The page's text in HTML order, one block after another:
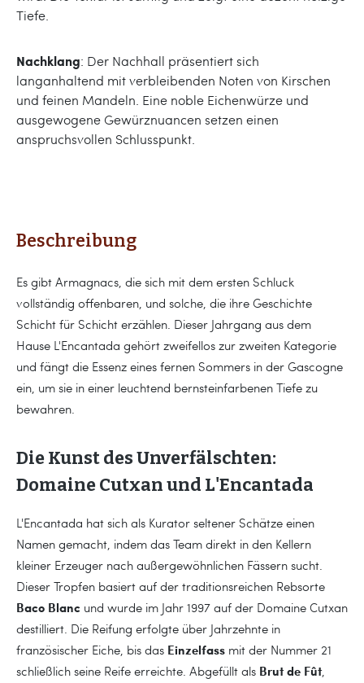
Tiefe.
Nachklang: Der Nachhall präsentiert sich
langanhaltend mit verbleibenden Noten von Kirschen
und feinen Mandeln. Eine noble Eichenwürze und
ausgewogene Gewürznuancen setzen einen
anspruchsvollen Schlusspunkt.
Beschreibung
Es gibt Armagnacs, die sich mit dem ersten Schluck
vollständig offenbaren, und solche, die ihre Geschichte
Schicht für Schicht erzählen. Dieser Jahrgang aus dem
Hause L'Encantada gehört zweifellos zur zweiten Kategorie
und fängt die Essenz eines fernen Sommers in der Gascogne
ein, um sie in einer leuchtend bernsteinfarbenen Tiefe zu
bewahren.
Die Kunst des Unverfälschten:
Domaine Cutxan und L'Encantada
L'Encantada hat sich als Kurator seltener Schätze einen
Namen gemacht, indem das Team direkt in den Kellern
kleiner Erzeuger nach außergewöhnlichen Fässern sucht.
Dieser Tropfen basiert auf der traditionsreichen Rebsorte
Baco Blanc und wurde im Jahr 1997 auf der Domaine Cutxan
destilliert. Die Reifung erfolgte über Jahrzehnte in
französischer Eiche, bis das Einzelfass mit der Nummer 21
schließlich seine Reife erreichte. Abgefüllt als Brut de Fût,